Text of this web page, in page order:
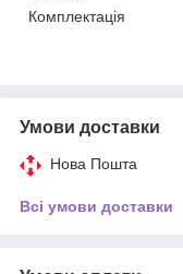
Комплектація
Умови доставки
Нова Пошта
Всі умови доставки